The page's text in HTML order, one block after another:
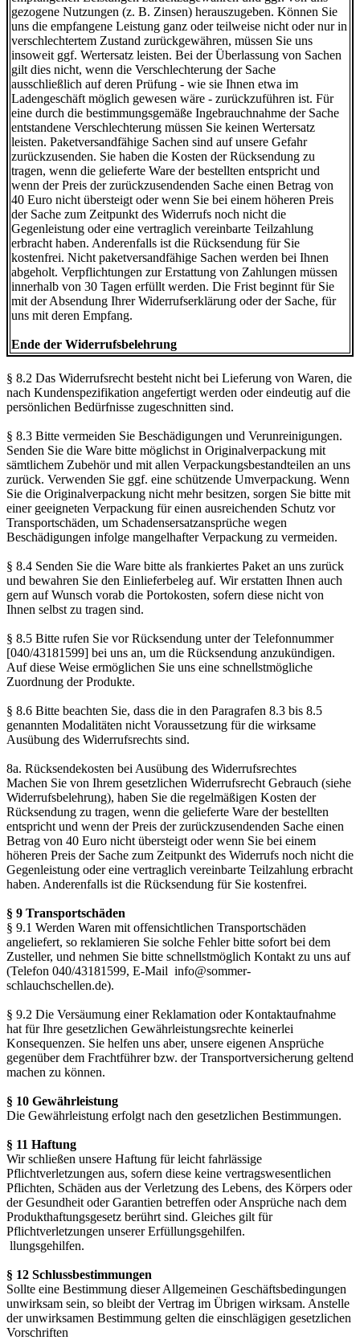
gezogene Nutzungen (z. B. Zinsen) herauszugeben. Können Sie
uns die empfangene Leistung ganz oder teilweise nicht oder nur in
verschlechtertem Zustand zurückgewähren, müssen Sie uns
insoweit ggf. Wertersatz leisten. Bei der Überlassung von Sachen
gilt dies nicht, wenn die Verschlechterung der Sache
ausschließlich auf deren Prüfung - wie sie Ihnen etwa im
Ladengeschäft möglich gewesen wäre - zurückzuführen ist. Für
eine durch die bestimmungsgemäße Ingebrauchnahme der Sache
entstandene Verschlechterung müssen Sie keinen Wertersatz
leisten. Paketversandfähige Sachen sind auf unsere Gefahr
zurückzusenden. Sie haben die Kosten der Rücksendung zu
tragen, wenn die gelieferte Ware der bestellten entspricht und
wenn der Preis der zurückzusendenden Sache einen Betrag von
40 Euro nicht übersteigt oder wenn Sie bei einem höheren Preis
der Sache zum Zeitpunkt des Widerrufs noch nicht die
Gegenleistung oder eine vertraglich vereinbarte Teilzahlung
erbracht haben. Anderenfalls ist die Rücksendung für Sie
kostenfrei. Nicht paketversandfähige Sachen werden bei Ihnen
abgeholt. Verpflichtungen zur Erstattung von Zahlungen müssen
innerhalb von 30 Tagen erfüllt werden. Die Frist beginnt für Sie
mit der Absendung Ihrer Widerrufserklärung oder der Sache, für
uns mit deren Empfang.
Ende der Widerrufsbelehrung
§ 8.2 Das Widerrufsrecht besteht nicht bei Lieferung von Waren, die
nach Kundenspezifikation angefertigt werden oder eindeutig auf die
persönlichen Bedürfnisse zugeschnitten sind.
§ 8.3 Bitte vermeiden Sie Beschädigungen und Verunreinigungen.
Senden Sie die Ware bitte möglichst in Originalverpackung mit
sämtlichem Zubehör und mit allen Verpackungsbestandteilen an uns
zurück. Verwenden Sie ggf. eine schützende Umverpackung. Wenn
Sie die Originalverpackung nicht mehr besitzen, sorgen Sie bitte mit
einer geeigneten Verpackung für einen ausreichenden Schutz vor
Transportschäden, um Schadensersatzansprüche wegen
Beschädigungen infolge mangelhafter Verpackung zu vermeiden.
§ 8.4 Senden Sie die Ware bitte als frankiertes Paket an uns zurück
und bewahren Sie den Einlieferbeleg auf. Wir erstatten Ihnen auch
gern auf Wunsch vorab die Portokosten, sofern diese nicht von
Ihnen selbst zu tragen sind.
§ 8.5 Bitte rufen Sie vor Rücksendung unter der Telefonnummer
[040/43181599] bei uns an, um die Rücksendung anzukündigen.
Auf diese Weise ermöglichen Sie uns eine schnellstmögliche
Zuordnung der Produkte.
§ 8.6 Bitte beachten Sie, dass die in den Paragrafen 8.3 bis 8.5
genannten Modalitäten nicht Voraussetzung für die wirksame
Ausübung des Widerrufsrechts sind.
8a. Rücksendekosten bei Ausübung des Widerrufsrechtes
Machen Sie von Ihrem gesetzlichen Widerrufsrecht Gebrauch (siehe
Widerrufsbelehrung), haben Sie die regelmäßigen Kosten der
Rücksendung zu tragen, wenn die gelieferte Ware der bestellten
entspricht und wenn der Preis der zurückzusendenden Sache einen
Betrag von 40 Euro nicht übersteigt oder wenn Sie bei einem
höheren Preis der Sache zum Zeitpunkt des Widerrufs noch nicht die
Gegenleistung oder eine vertraglich vereinbarte Teilzahlung erbracht
haben. Anderenfalls ist die Rücksendung für Sie kostenfrei.
§ 9 Transportschäden
§ 9.1 Werden Waren mit offensichtlichen Transportschäden
angeliefert, so reklamieren Sie solche Fehler bitte sofort bei dem
Zusteller, und nehmen Sie bitte schnellstmöglich Kontakt zu uns auf
(Telefon 040/43181599, E-Mail info@sommer-
schlauchschellen.de).
§ 9.2 Die Versäumung einer Reklamation oder Kontaktaufnahme
hat für Ihre gesetzlichen Gewährleistungsrechte keinerlei
Konsequenzen. Sie helfen uns aber, unsere eigenen Ansprüche
gegenüber dem Frachtführer bzw. der Transportversicherung geltend
machen zu können.
§ 10 Gewährleistung
Die Gewährleistung erfolgt nach den gesetzlichen Bestimmungen.
§ 11 Haftung
Wir schließen unsere Haftung für leicht fahrlässige
Pflichtverletzungen aus, sofern diese keine vertragswesentlichen
Pflichten, Schäden aus der Verletzung des Lebens, des Körpers oder
der Gesundheit oder Garantien betreffen oder Ansprüche nach dem
Produkthaftungsgesetz berührt sind. Gleiches gilt für
Pflichtverletzungen unserer Erfüllungsgehilfen.
llungsgehilfen.
§ 12 Schlussbestimmungen
Sollte eine Bestimmung dieser Allgemeinen Geschäftsbedingungen
unwirksam sein, so bleibt der Vertrag im Übrigen wirksam. Anstelle
der unwirksamen Bestimmung gelten die einschlägigen gesetzlichen
Vorschriften